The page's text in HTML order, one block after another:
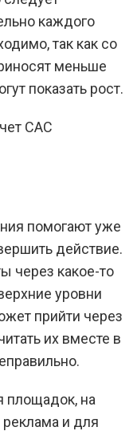
каждого
так как со
меньше
показать рост.
помогают уже
действие.
через какое-то
уровни
прийти через
их вместе в
площадок, на
и для